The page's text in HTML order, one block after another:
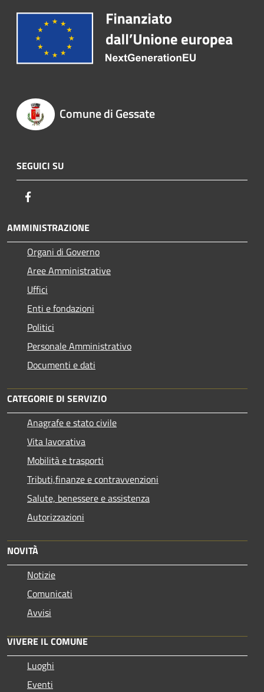
Comune di Gessate
SEGUICI SU
AMMINISTRAZIONE
Organi di Governo
Aree Amministrative
Uffici
Enti e fondazioni
Politici
Personale Amministrativo
Documenti e dati
CATEGORIE DI SERVIZIO
Anagrafe e stato civile
Vita lavorativa
Mobilità e trasporti
Tributi,finanze e contravvenzioni
Salute, benessere e assistenza
Autorizzazioni
NOVITÀ
Notizie
Comunicati
Avvisi
VIVERE IL COMUNE
Luoghi
Eventi